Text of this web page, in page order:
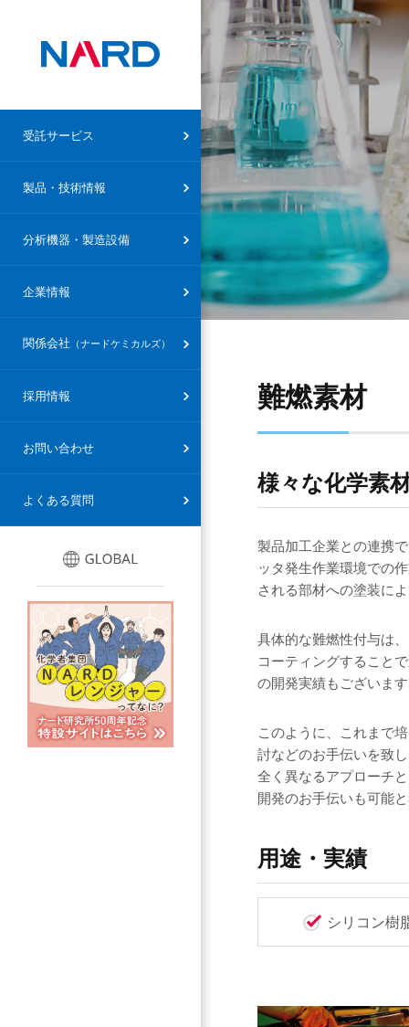
受託サービス
受託サービス トップ
受託製造
共同研究
製品・技術情報
製品・技術情報トップ
精製技術
製品
その他
分析機器・製造設備
ナード研究所
ナードケミカルズ
企業情報
企業情報トップ
会社概要・沿革
アクセスマップ
環境方針
関係会社 （ナードケミカルズ）
ナードケミカルズ トップ
設備概要
採用情報
お問い合わせ
よくある質問
難燃素材
様々な化学素
製品加工企業との連携
ッタ発生作業環境での
される部材への塗装に
具体的な難燃性付与は
コーティングすること
の開発実績もございま
このように、これまで
討などのお手伝いを致
全く異なるアプローチ
開発のお手伝いも可能
用途・実績
シリコン樹